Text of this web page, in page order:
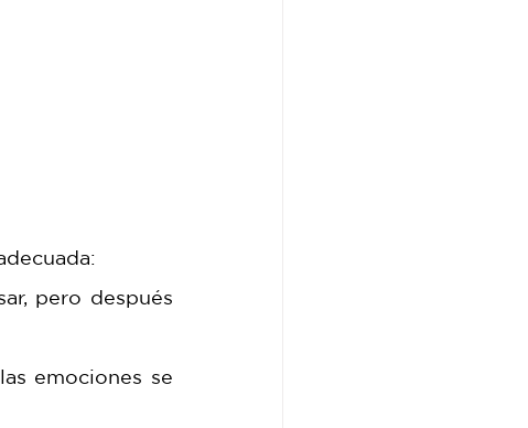
pero después
emociones se